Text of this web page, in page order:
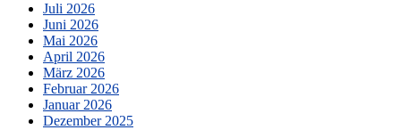
Juli 2026
Juni 2026
Mai 2026
April 2026
März 2026
Februar 2026
Januar 2026
Dezember 2025